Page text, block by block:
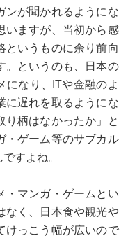
ンが聞かれるようにな
いますが、当初から感
というものに余り前向
。というのも、日本の
になり、ITや金融のよ
に遅れを取るようにな
り柄はなかったか」と
・ゲーム等のサブカル
すよね。
・マンガ・ゲームとい
なく、日本食や観光や
けっこう幅が広いので